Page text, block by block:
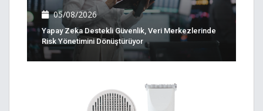
05/08/2026
Yapay Zeka Destekli Güvenlik, Veri Merkezlerinde
Risk Yönetimini Dönüştürüyor